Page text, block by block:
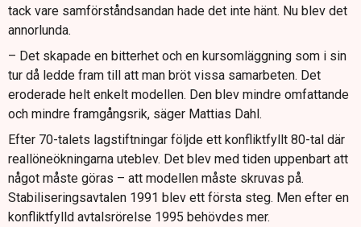
tack vare samförståndsandan hade det inte hänt. Nu blev det
annorlunda.
– Det skapade en bitterhet och en kursomläggning som i sin
tur då ledde fram till att man bröt vissa samarbeten. Det
eroderade helt enkelt modellen. Den blev mindre omfattande
och mindre framgångsrik, säger Mattias Dahl.
Efter 70-talets lagstiftningar följde ett konfliktfyllt 80-tal där
reallöneökningarna uteblev. Det blev med tiden uppenbart att
något måste göras – att modellen måste skruvas på.
Stabiliseringsavtalen 1991 blev ett första steg. Men efter en
konfliktfylld avtalsrörelse 1995 behövdes mer.